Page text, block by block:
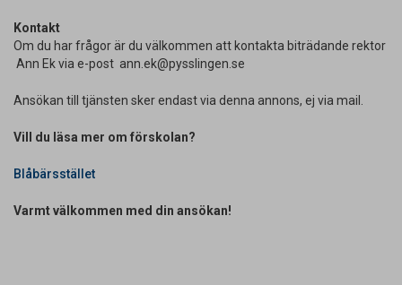
Kontakt
Om du har frågor är du välkommen att kontakta biträdande rektor
Ann Ek via e-post ann.ek@pysslingen.se
Ansökan till tjänsten sker endast via denna annons, ej via mail.
Vill du läsa mer om förskolan?
Blåbärsstället
Varmt välkommen med din ansökan!